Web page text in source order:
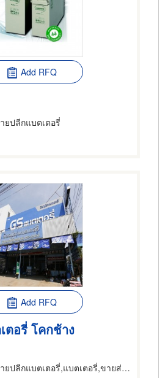
Add RFQ
ยปลีกแบตเตอรี่
Add RFQ
อรี่ โคกช้าง
ปลีกแบตเตอรี่,แบตเตอรี่,ขายส่งและผู้ผลิตแบตเตอรี่